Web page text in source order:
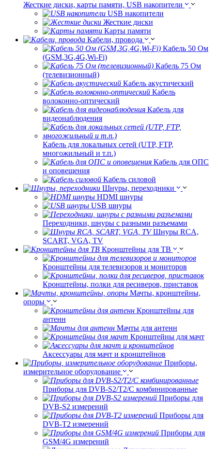
Жесткие диски, карты памяти, USB накопители
USB накопители
Жесткие диски
Карты памяти
Кабели, провода
Кабель 50 Ом
(GSM,3G,4G,Wi-Fi)
Кабель 75 Ом
(телевизионный)
Кабель акустический
Кабель
волоконно-оптический
Кабель для
видеонаблюдения
Кабель для локальных сетей (UTP, FTP,
многожильный и т.п.)
Кабель для ОПС
и оповещения
Кабель силовой
Шнуры, переходники
HDMI шнуры
USB шнуры
Переходники, шнуры с разными разъемами
Шнуры RCA,
SCART, VGA, TV
Кронштейны для ТВ
Кронштейны для телевизоров и мониторов
Кронштейны, полки для ресиверов, приставок
Мачты, кронштейны,
опоры
Кронштейны для
антенн
Мачты для антенн
Кронштейны для мачт
Аксессуары для мачт и кронштейнов
Приборы,
измерительное оборудование
Приборы для DVB-S2/T2/C комбинированные
Приборы для
DVB-S2 измерений
Приборы для
DVB-T2 измерений
Приборы для
GSM/4G измерений